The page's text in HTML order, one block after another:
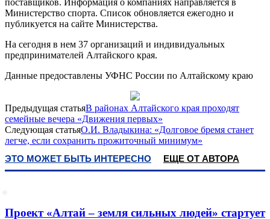
Министерство спорта. Список обновляется ежегодно и
публикуется на сайте Министерства.
На сегодня в нем 37 организаций и индивидуальных
предпринимателей Алтайского края.
Данные предоставлены УФНС России по Алтайскому краю
Предыдущая статьяВ районах Алтайского края проходят
семейные вечера «Движения первых»
Следующая статьяО.И. Владыкина: «Долговое бремя станет
легче, если сохранить прожиточный минимум»
ЭТО МОЖЕТ БЫТЬ ИНТЕРЕСНО ЕЩЕ ОТ АВТОРА
Проект «Алтай – земля сильных людей» стартует